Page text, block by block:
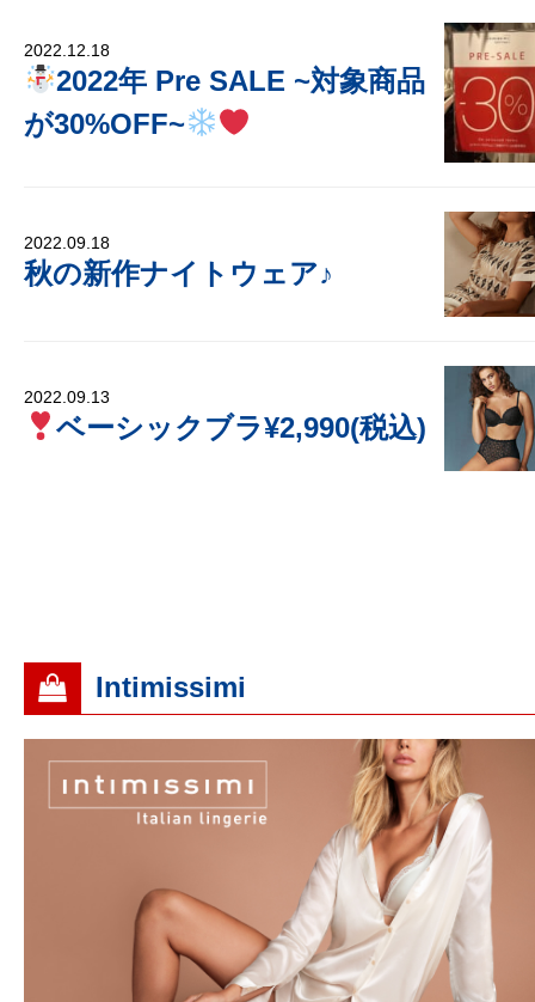
2022.12.18
2022年 Pre SALE ~対象商品
が30%OFF~
2022.09.18
秋の新作ナイトウェア♪
2022.09.13
ベーシックブラ¥2,990(税込)
Intimissimi